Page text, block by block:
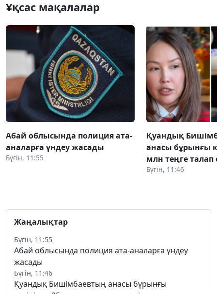
Ұқсас мақалалар
Абай облысында полиция ата-
аналарға үндеу жасады
Бүгін, 11:55
Қуандық
анасы бұрынғы
млн теңге талап
Бүгін, 11:46
Жаңалықтар
Бүгін, 11:55
Абай облысында полиция ата-аналарға үндеу
жасады
Бүгін, 11:46
Қуандық Бишімбаевтың анасы бұрынғы